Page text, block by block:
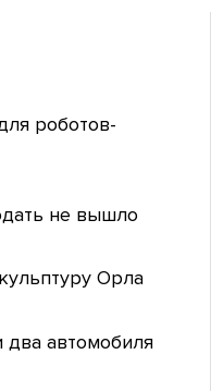
роботов-
не вышло
Орла
два автомобиля